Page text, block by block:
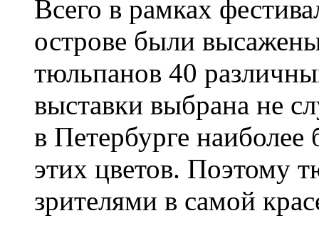
Всего в рамках
острове были
тюльпанов 40
выставки выбрана не
в Петербурге наиболее
этих цветов. Поэтому
зрителями в самой